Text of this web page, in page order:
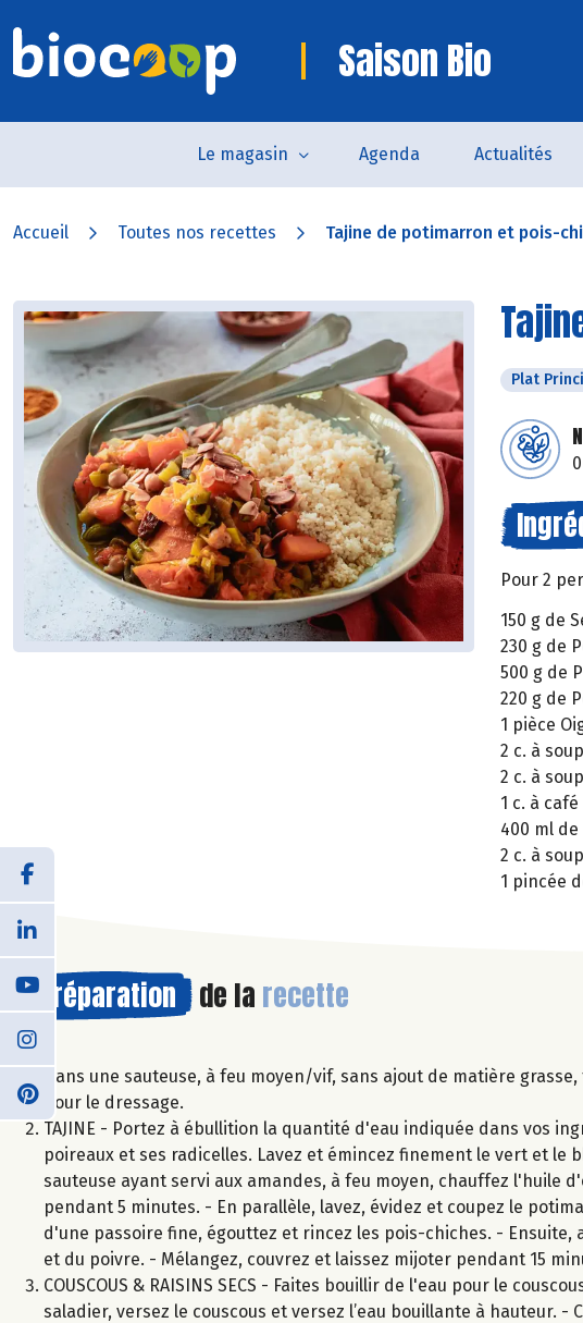
Saison Bio
Le magasin Agenda Actualités
Accueil Toutes nos recettes Tajine de potimarron et pois-
Plat
Pour 2
150 g de
230 g de
500 g de
220 g de
1 pièce
2 c. à
2 c. à
1 c. à
400 ml de
2 c. à
1 pincée
Préparation de la recette
Dans une sauteuse, à feu moyen/vif, sans ajout de matière
pour le dressage.
TAJINE - Portez à ébullition la quantité d'eau indiquée dans vos
poireaux et ses radicelles. Lavez et émincez finement le vert et le
sauteuse ayant servi aux amandes, à feu moyen, chauffez l'huile
pendant 5 minutes. - En parallèle, lavez, évidez et coupez le
d'une passoire fine, égouttez et rincez les pois-chiches. -
et du poivre. - Mélangez, couvrez et laissez mijoter pendant 15
COUSCOUS & RAISINS SECS - Faites bouillir de l'eau pour le
saladier, versez le couscous et versez l’eau bouillante à hauteur.